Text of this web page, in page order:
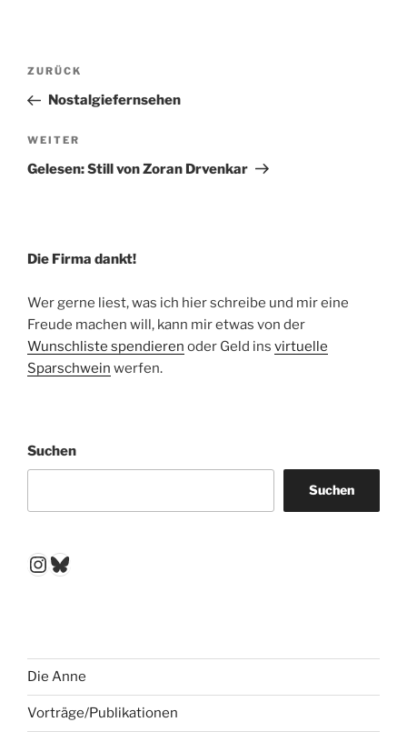
Beitragsnavigation
Vorheriger
Beitrag
ZURÜCK
Nostalgiefernsehen
Nächster
Beitrag
WEITER
Gelesen: Still von Zoran Drvenkar
Die Firma dankt!
Wer gerne liest, was ich hier schreibe und mir eine
Freude machen will, kann mir etwas von der
Wunschliste spendieren oder Geld ins virtuelle
Sparschwein werfen.
Suchen
Suchen
Instagram
Bluesky
Die Anne
Vorträge/Publikationen